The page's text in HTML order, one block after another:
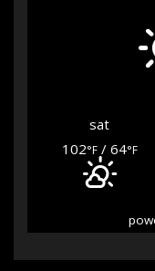
sat
102°F/ 64°F